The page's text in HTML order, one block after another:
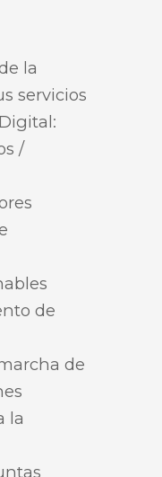
la
servicios
/
de
de
la